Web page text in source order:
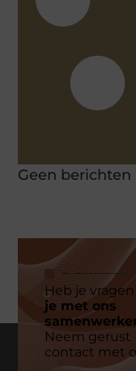
Geen
Heb je
je met ons
Neem gerust
contact met